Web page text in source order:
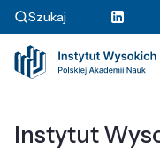
Szukaj
Instytut